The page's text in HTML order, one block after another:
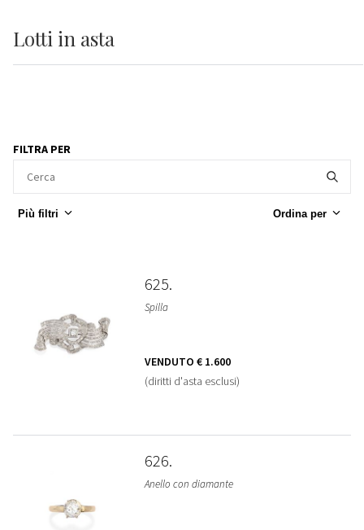
Lotti in asta
FILTRA PER
Più filtri Ordina per
625
Spilla
VENDUTO € 1.600
(diritti d'asta esclusi)
626
Anello con diamante